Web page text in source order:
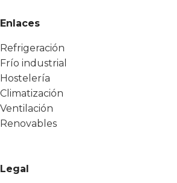
Enlaces
Refrigeración
Frío industrial
Hostelería
Climatización
Ventilación
Renovables
Legal